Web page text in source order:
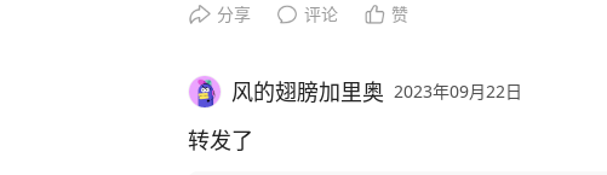
分享 评论 赞
风的翅膀加里奥 2023年09月22日
转发了